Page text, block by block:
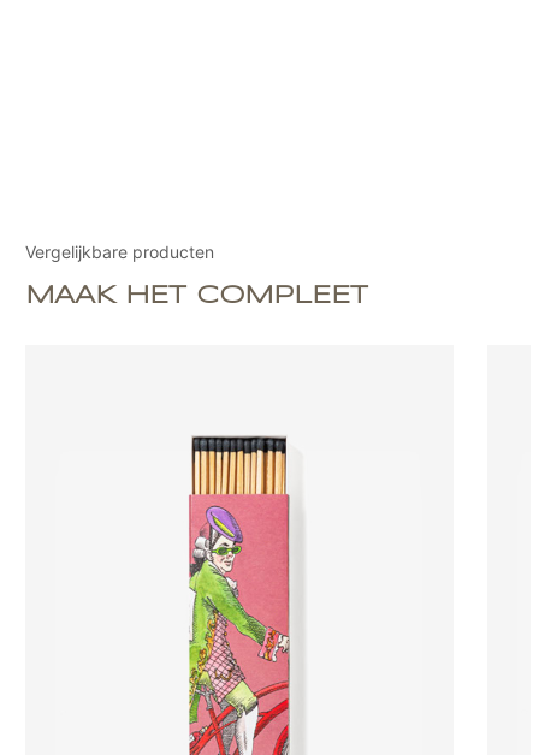
Vergelijkbare producten
MAAK HET COMPLEET